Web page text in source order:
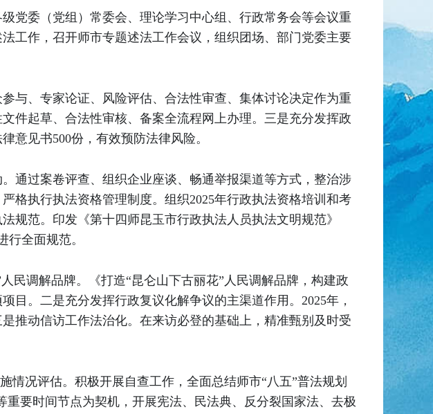
党委（党组）常委会、理论学习中心组、行政常务会等会议重
工作，召开师市专题述法工作会议，组织团场、部门党委主要
与、专家论证、风险评估、合法性审查、集体讨论决定作为重
件起草、合法性审核、备案全流程网上办理。三是充分发挥政
意见书500份，有效预防法律风险。
通过案卷评查、组织企业座谈、畅通举报渠道等方式，整治涉
格执行执法资格管理制度。组织2025年行政执法资格培训和考
规范。印发《第十四师昆玉市行政执法人员执法文明规范》
行全面规范。
民调解品牌。《打造“昆仑山下古丽花”人民调解品牌，构建政
目。二是充分发挥行政复议化解争议的主渠道作用。2025年，
推动信访工作法治化。在来访必登的基础上，精准甄别及时受
情况评估。积极开展自查工作，全面总结师市“八五”普法规划
重要时间节点为契机，开展宪法、民法典、反分裂国家法、去极